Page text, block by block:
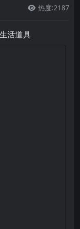
 热度:2187
活道具